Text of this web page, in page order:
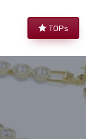
TOPs